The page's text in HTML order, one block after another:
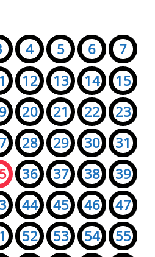
4 5 6
7
12 13 14
15
20 21 22
23
28 29 30
31
36 37 38
39
44 45 46
47
52 53 54
55